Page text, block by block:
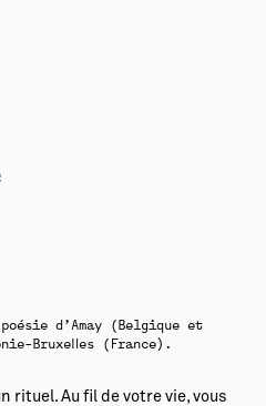
d’Amay (Belgique et
Bruxelles (France).
rituel. Au fil de votre vie, vous